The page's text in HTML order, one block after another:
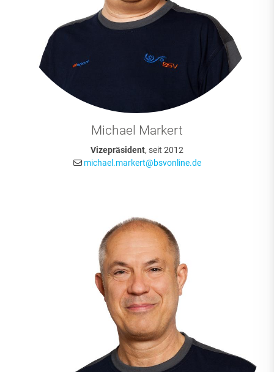
Michael Markert
Vizepräsident, seit 2012
michael.markert@bsvonline.de